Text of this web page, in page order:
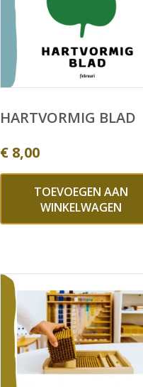
HARTVORMIG BLAD
€ 8,00
TOEVOEGEN AAN
WINKELWAGEN